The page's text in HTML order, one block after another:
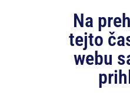
Na
tejto
webu